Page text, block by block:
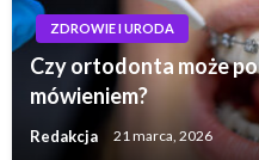
ZDROWIE I URODA
Czy ortodonta może
mówieniem?
Redakcja 21 marca, 2026